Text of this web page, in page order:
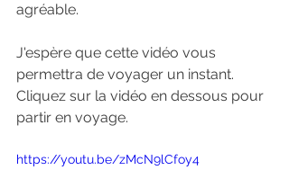
agréable.
J'espère que cette vidéo vous
permettra de voyager un instant.
Cliquez sur la vidéo en dessous pour
partir en voyage.
https://youtu.be/zMcN9lCfoy4